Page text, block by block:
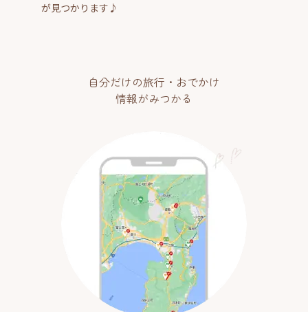
が見つかります♪
自分だけの旅行・おでかけ
情報がみつかる